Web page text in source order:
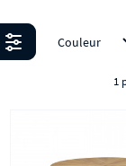
Affiner Couleur
1